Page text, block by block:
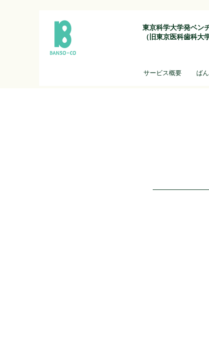
東京科学大学発ベン
（旧東京医科歯科大
サービス概要 ば